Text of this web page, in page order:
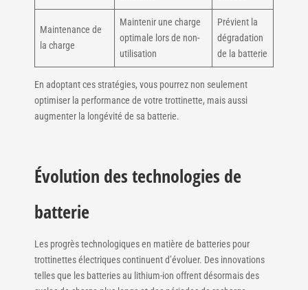
Maintenance de
la charge
Maintenir une charge
optimale lors de non-
utilisation
Prévient la
dégradation
de la batterie
En adoptant ces stratégies, vous pourrez non seulement
optimiser la performance de votre trottinette, mais aussi
augmenter la longévité de sa batterie.
Évolution des technologies de
batterie
Les progrès technologiques en matière de batteries pour
trottinettes électriques continuent d’évoluer. Des innovations
telles que les batteries au lithium-ion offrent désormais des